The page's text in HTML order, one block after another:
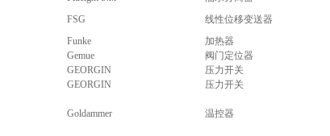
FSG
线性位移变送器
Funke
加热器
Gemue
阀门定位器
GEORGIN
压力开关
GEORGIN
压力开关
Goldammer 温控器